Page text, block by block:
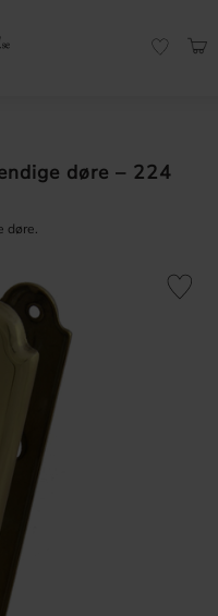
døre – 224
døre.
Gem
It's
Design